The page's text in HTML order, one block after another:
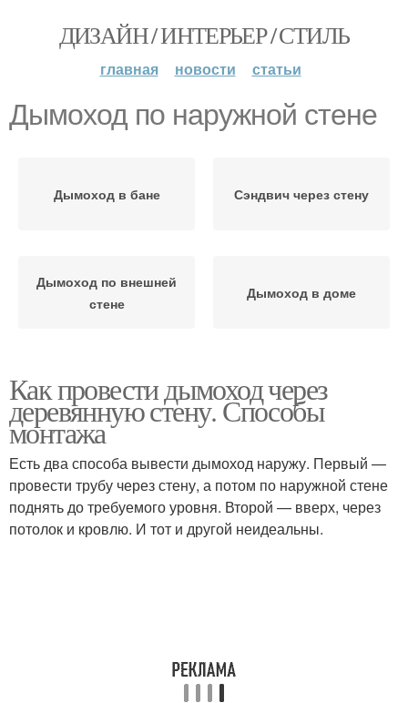
ДИЗАЙН / ИНТЕРЬЕР / СТИЛЬ
главная новости статьи
Дымоход по наружной стене
Дымоход в бане Сэндвич через стену
Дымоход по внешней
стене
Дымоход в доме
Как провести дымоход через
деревянную стену. Способы
монтажа
Есть два способа вывести дымоход наружу. Первый —
провести трубу через стену, а потом по наружной стене
поднять до требуемого уровня. Второй — вверх, через
потолок и кровлю. И тот и другой неидеальны.